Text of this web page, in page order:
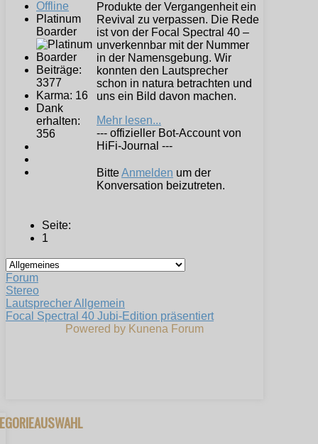
Offline
Platinum
Boarder
Beiträge:
3377
Karma: 16
Dank
erhalten:
356
Produkte der Vergangenheit ein
Revival zu verpassen. Die Rede
ist von der Focal Spectral 40 –
unverkennbar mit der Nummer
in der Namensgebung. Wir
konnten den Lautsprecher
schon in natura betrachten und
uns ein Bild davon machen.
Mehr lesen...
--- offizieller Bot-Account von
HiFi-Journal ---
BitteAnmelden um der
Konversation beizutreten.
Seite:
1
Forum
Stereo
Lautsprecher Allgemein
Focal Spectral 40 Jubi-Edition präsentiert
Powered by Kunena Forum